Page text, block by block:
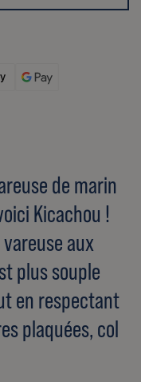
de marin
Kicachou !
aux
plus souple
en respectant
plaquées, col